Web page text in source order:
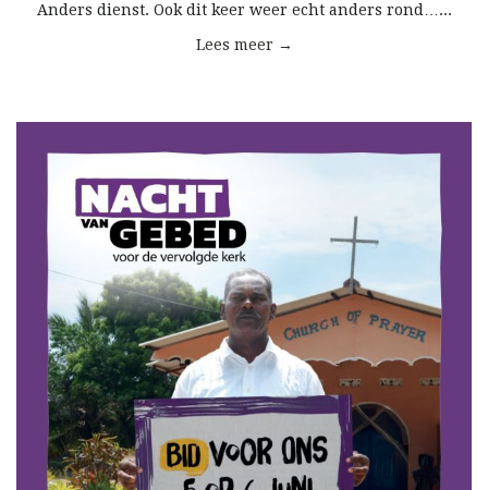
Anders dienst. Ook dit keer weer echt anders rond…...
Lees meer →